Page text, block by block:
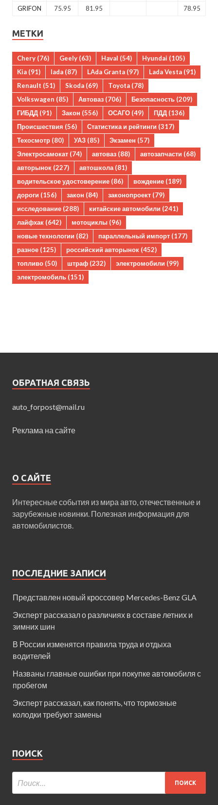
GRIFON
75.95 81.95 78.95
МЕТКИ
Chery (76) Geely (63) Haval (54) Hyundai (105)
Kia (91) lada (87) LAda Granta (97) Lada Vesta (91)
Renault (51) Skoda (69) Toyota (78)
Volkswagen (85) Автоваз (706) Безопасность (209)
ГИБДД (91) Закон (556) ОСАГО (49) ПДД (136)
Происшествия (56) Статистика и рейтинги (317)
Техосмотр (80) УАЗ (85) Экзамен (57)
Электросамокат (74) автоваз (88) автозапчасти (68)
авторынок (227) автошкола(81)
водительское удостоверение (86) вождение (189)
дороги (156) закон (84) законопроект (79)
исследование (288) китайские автомобили (241)
лайфхак (642) мотоциклы (96)
новые технологии (82) параллельный импорт (177)
разное (125) российский авторынок (452)
топливо (50) штраф (232) электромобили (99)
электромобиль (151)
ОБРАТНАЯ СВЯЗЬ
auto_forpost@mail.ru
Реклама на сайте
О САЙТЕ
Интересные события из мира авто, отечественные и
зарубежные новинки. Полезная информация для
автомобилистов.
ПОСЛЕДНИЕ ЗАПИСИ
Представлен новый кроссовер Mercedes-Benz GLA
Эксперт рассказал о различиях в составе летних и
зимних шин
В России изменятся правила труда и отдыха
водителей
Названы главные ошибки при покупке автомобиля с
пробегом
Эксперт рассказал, как понять, что тормозные
колодки требуют замены
ПОИСК